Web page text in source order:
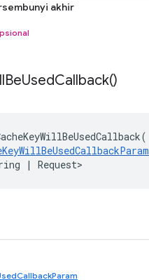
akhir
BeUsedCallback()
(
| Request>